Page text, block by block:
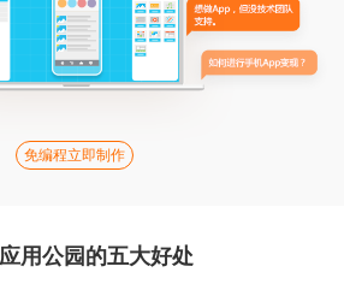
免编程立即制作
用公园的五大好处